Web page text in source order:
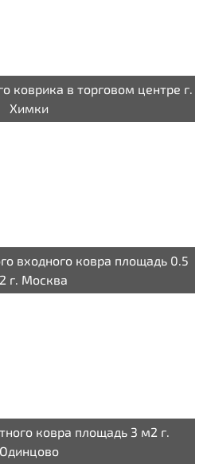
коврика в торговом центре г.
Химки
входного ковра площадь 0.5
г. Москва
ковра площадь 3 м2 г.
Одинцово